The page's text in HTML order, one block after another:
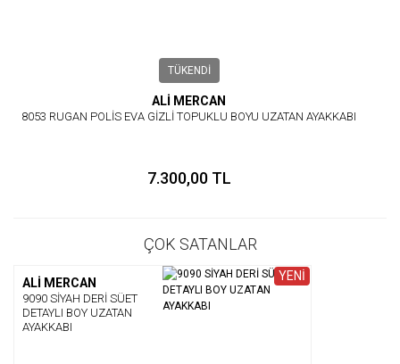
TÜKENDİ
ALİ MERCAN
8053 RUGAN POLİS EVA GİZLİ TOPUKLU BOYU UZATAN AYAKKABI
7.300,00 TL
ÇOK SATANLAR
YENİ
ALİ MERCAN
9090 SİYAH DERİ SÜET
DETAYLI BOY UZATAN
AYAKKABI